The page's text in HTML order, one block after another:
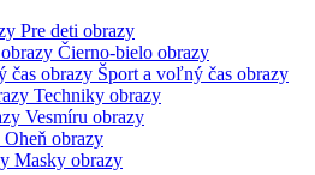
Pre deti obrazy
Čierno-bielo obrazy
Šport a voľný čas obrazy
Techniky obrazy
Vesmíru obrazy
Oheň obrazy
Masky obrazy